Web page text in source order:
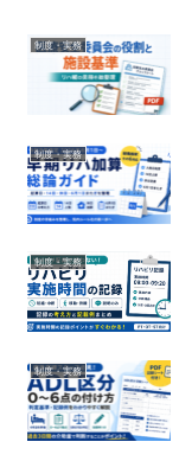
制度・実務
制度・実務
制度・実務
制度・実務